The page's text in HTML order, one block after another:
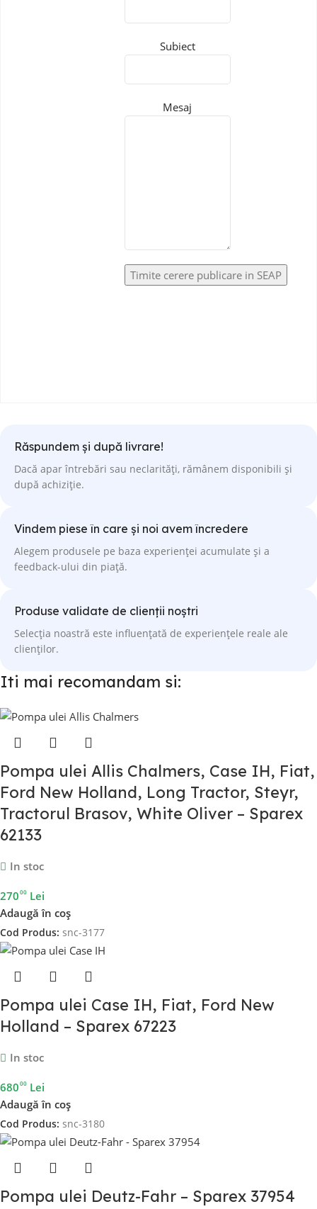
Subiect
Mesaj
Răspundem și după livrare!
Dacă apar întrebări sau neclarități, rămânem disponibili și
după achiziție.
Vindem piese în care și noi avem încredere
Alegem produsele pe baza experienței acumulate și a
feedback-ului din piață.
Produse validate de clienții noștri
Selecția noastră este influențată de experiențele reale ale
clienților.
Iti mai recomandam si:
Pompa ulei Allis Chalmers, Case IH, Fiat,
Ford New Holland, Long Tractor, Steyr,
Tractorul Brasov, White Oliver – Sparex
62133
In stoc
27000 Lei
Adaugă în coș
Cod Produs: snc-3177
Pompa ulei Case IH, Fiat, Ford New
Holland – Sparex 67223
In stoc
68000 Lei
Adaugă în coș
Cod Produs: snc-3180
Pompa ulei Deutz-Fahr – Sparex 37954